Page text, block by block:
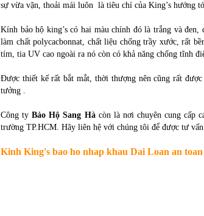
sự vừa vặn, thoải mái luôn là tiêu chí của King’s hướng
Kính bảo hộ king’s có hai màu chính đó là trắng và
làm chất polycacbonnat, chất liệu chống trầy xước, rất
tím, tia UV cao ngoài ra nó còn có khả năng chống tĩnh
Được thiết kế rất bắt mắt, thời thượng nên cũng rất
tưởng .
Công tyBảo Hộ Sang Hàcòn là nơi chuyên cung cấp
trường TP.HCM. Hãy liên hệ với chúng tôi để được tư
Kinh King's bao ho nhap khau Dai Loan an